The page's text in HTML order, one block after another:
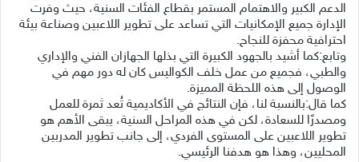
الدعم الكبير والاهتمام المستمر بقطاع الفئات السنية، حيث وفرت
الإدارة جميع الإمكانيات التي تساعد على تطوير اللاعبين وصناعة بيئة
احترافية محفزة للنجاح.
وتابع:كما أشيد بالجهود الكبيرة التي بذلها الجهازان الفني والإداري
والطبي، فجميع من عمل خلف الكواليس كان له دور مهم في
الوصول إلى هذه اللحظة المميزة.
كما قال:بالنسبة لنا، فإن النتائج في الأكاديمية تُعد ثمرة للعمل
ومصدرًا للسعادة، لكن في هذه المراحل السنية، يبقى الأهم هو
تطوير اللاعبين على المستوى الفردي، إلى جانب تطوير المدربين
المحليين، وهذا هو هدفنا الرئيسي.